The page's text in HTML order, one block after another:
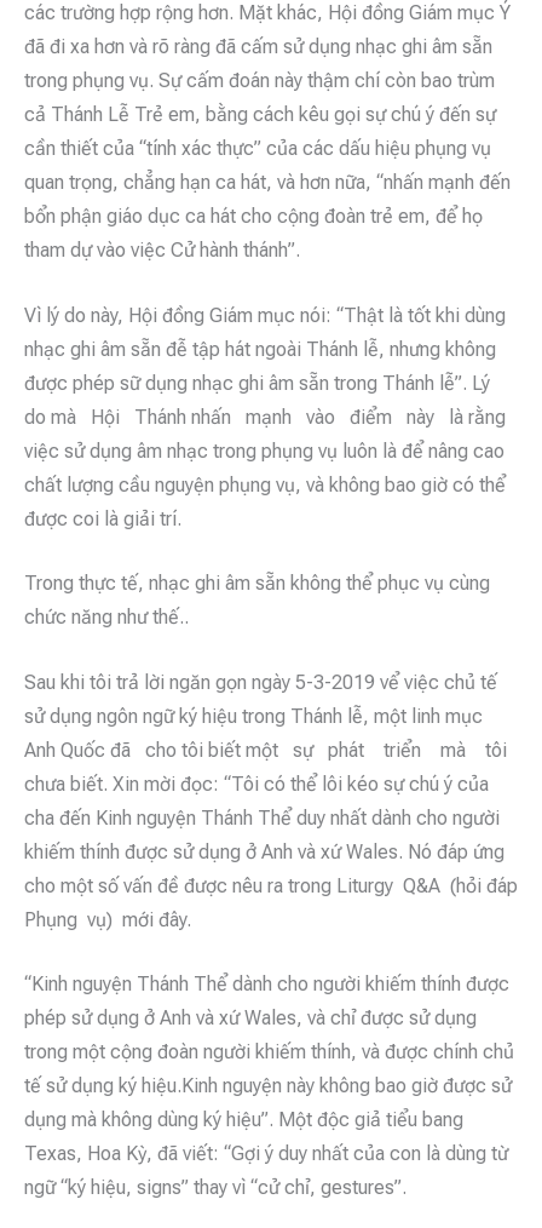
các trường hợp rộng hơn. Mặt khác, Hội đồng Giám mục Ý
đã đi xa hơn và rõ ràng đã cấm sử dụng nhạc ghi âm sẵn
trong phụng vụ. Sự cấm đoán này thậm chí còn bao trùm
cả Thánh Lễ Trẻ em, bằng cách kêu gọi sự chú ý đến sự
cần thiết của “tính xác thực” của các dấu hiệu phụng vụ
quan trọng, chẳng hạn ca hát, và hơn nữa, “nhấn mạnh đến
bổn phận giáo dục ca hát cho cộng đoàn trẻ em, để họ
tham dự vào việc Cử hành thánh”.
Vì lý do này, Hội đồng Giám mục nói: “Thật là tốt khi dùng
nhạc ghi âm sẵn đễ tập hát ngoài Thánh lễ, nhưng không
được phép sữ dụng nhạc ghi âm sẵn trong Thánh lễ”. Lý
do mà Hội Thánh nhấn mạnh vào điểm này là rằng
việc sử dụng âm nhạc trong phụng vụ luôn là để nâng cao
chất lượng cầu nguyện phụng vụ, và không bao giờ có thể
được coi là giải trí.
Trong thực tế, nhạc ghi âm sẵn không thể phục vụ cùng
chức năng như thế..
Sau khi tôi trả lời ngăn gọn ngày 5-3-2019 vể việc chủ tế
sử dụng ngôn ngữ ký hiệu trong Thánh lễ, một linh mục
Anh Quốc đã cho tôi biết một sự phát triển mà tôi
chưa biết. Xin mời đọc: “Tôi có thể lôi kéo sự chú ý của
cha đến Kinh nguyện Thánh Thể duy nhất dành cho người
khiếm thính được sử dụng ở Anh và xứ Wales. Nó đáp ứng
cho một số vấn đề được nêu ra trong Liturgy Q&A (hỏi đáp
Phụng vụ) mới đây.
“Kinh nguyện Thánh Thể dành cho người khiếm thính được
phép sử dụng ở Anh và xứ Wales, và chỉ được sử dụng
trong một cộng đoàn người khiếm thính, và được chính chủ
tế sử dụng ký hiệu.Kinh nguyện này không bao giờ được sử
dụng mà không dùng ký hiệu”. Một độc giả tiểu bang
Texas, Hoa Kỳ, đã viết: “Gợi ý duy nhất của con là dùng từ
ngữ “ký hiệu, signs” thay vì “cử chỉ, gestures”.